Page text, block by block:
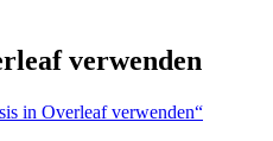
verwenden
in Overleaf verwenden“